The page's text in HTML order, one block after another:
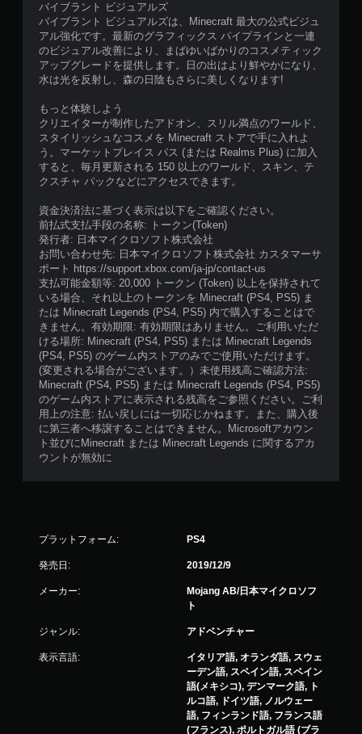
レ
イ
で
き
ま
す
バイブラント ビジュアルズ
バイブラント ビジュアルズは、Minecraft 最大の公式ビジュ
アル強化です。最新のグラフィックス パイプラインと一連
のビジュアル改善により、まばゆいばかりのコスメティック
アップグレードを提供します。日の出はより鮮やかになり、
水は光を反射し、森の日陰もさらに美しくなります!
もっと体験しよう
クリエイターが制作したアドオン、スリル満点のワールド、
スタイリッシュなコスメを Minecraft ストアで手に入れよ
う。マーケットプレイス パス (または Realms Plus) に加入
すると、毎月更新される 150 以上のワールド、スキン、テ
クスチャ パックなどにアクセスできます。
資金決済法に基づく表示は以下をご確認ください。
前払式支払手段の名称: トークン(Token)
発行者: 日本マイクロソフト株式会社
お問い合わせ先: 日本マイクロソフト株式会社 カスタマーサ
ポート https://support.xbox.com/ja-jp/contact-us
支払可能金額等: 20,000 トークン (Token) 以上を保持されて
いる場合、それ以上のトークンを Minecraft (PS4, PS5) ま
たは Minecraft Legends (PS4, PS5) 内で購入することはで
きません。有効期限: 有効期限はありません。ご利用いただ
ける場所: Minecraft (PS4, PS5) または Minecraft Legends
(PS4, PS5) のゲーム内ストアのみでご使用いただけます。
(変更される場合がございます。）未使用残高ご確認方法:
Minecraft (PS4, PS5) または Minecraft Legends (PS4, PS5)
のゲーム内ストアに表示される残高をご参照ください。ご利
用上の注意: 払い戻しには一切応じかねます。また、購入後
に第三者へ移譲することはできません。Microsoftアカウン
ト並びにMinecraft または Minecraft Legends に関するアカ
ウントが無効に
プラットフォーム: PS4
発売日: 2019/12/9
メーカー:
Mojang AB/日本マイクロソフ
ト
ジャンル: アドベンチャー
表示言語:
イタリア語, オランダ語, スウェ
ーデン語, スペイン語, スペイン
語(メキシコ), デンマーク語, ト
ルコ語, ドイツ語, ノルウェー
語, フィンランド語, フランス語
(フランス), ポルトガル語 (ブラ